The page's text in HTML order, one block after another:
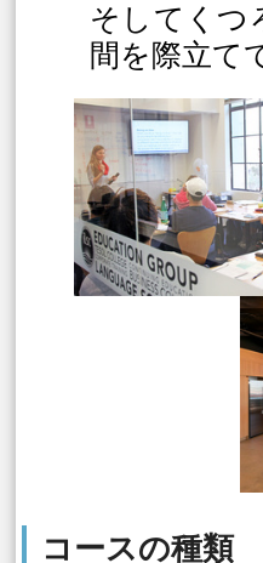
そしてくつ
間を際立て
コースの種類